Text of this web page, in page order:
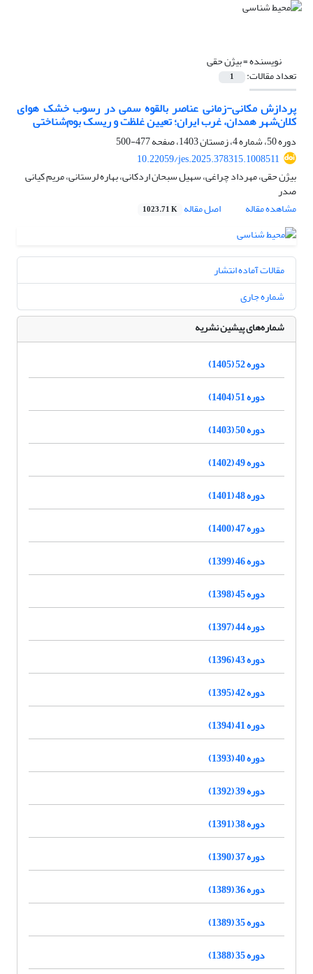
نویسنده =بیژن حقی
تعداد مقالات: 1
پردازش مکانی-زمانی عناصر بالقوه سمی در رسوب خشک هوای
کلان‌شهر همدان، غرب ایران؛ تعیین غلظت و ریسک بوم‌‎شناختی
دوره 50، شماره 4، زمستان 1403، صفحه
477-500
10.22059/jes.2025.378315.1008511
بیژن حقی، مهرداد چراغی، سهیل سبحان اردکانی، بهاره لرستانی، مریم کیانی
صدر
مشاهده مقاله
اصل مقاله 1023.71 K
مقالات آماده انتشار
شماره جاری
شماره‌های پیشین نشریه
دوره 52 (1405)
دوره 51 (1404)
دوره 50 (1403)
دوره 49 (1402)
دوره 48 (1401)
دوره 47 (1400)
دوره 46 (1399)
دوره 45 (1398)
دوره 44 (1397)
دوره 43 (1396)
دوره 42 (1395)
دوره 41 (1394)
دوره 40 (1393)
دوره 39 (1392)
دوره 38 (1391)
دوره 37 (1390)
دوره 36 (1389)
دوره 35 (1389)
دوره 35 (1388)